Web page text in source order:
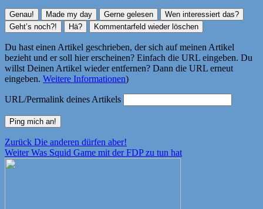
Du hast einen Artikel geschrieben, der sich auf meinen Artikel
bezieht und er soll hier erscheinen? Einfach die URL eingeben. Du
willst Deinen Artikel wieder entfernen? Dann die URL erneut
eingeben. Weitere Informationen)
URL/Permalink deines Artikels
Beitragsnavigation
Zurück Vorheriger
Beitrag:
Die anderen dürfen aber!
Weiter Nächster
Was Squid Game mit der FDP zu tun hat